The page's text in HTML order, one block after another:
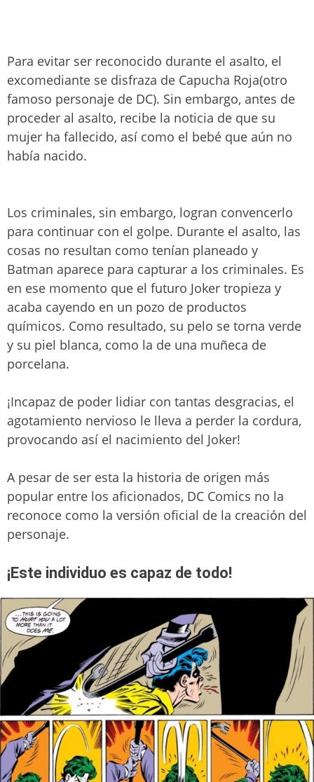
Para evitar ser reconocido durante el asalto, el
excomediante se disfraza de Capucha Roja(otro
famoso personaje de DC). Sin embargo, antes de
proceder al asalto, recibe la noticia de que su
mujer ha fallecido, así como el bebé que aún no
había nacido.
Los criminales, sin embargo, logran convencerlo
para continuar con el golpe. Durante el asalto, las
cosas no resultan como tenían planeado y
Batman aparece para capturar a los criminales. Es
en ese momento que el futuro Joker tropieza y
acaba cayendo en un pozo de productos
químicos. Como resultado, su pelo se torna verde
y su piel blanca, como la de una muñeca de
porcelana.
¡Incapaz de poder lidiar con tantas desgracias, el
agotamiento nervioso le lleva a perder la cordura,
provocando así el nacimiento del Joker!
A pesar de ser esta la historia de origen más
popular entre los aficionados, DC Comics no la
reconoce como la versión oficial de la creación del
personaje.
¡Este individuo es capaz de todo!